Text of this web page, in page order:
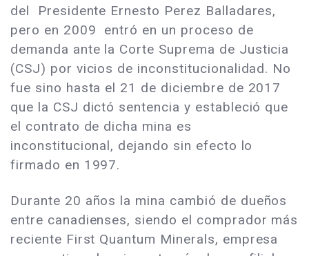
del Presidente Ernesto Perez Balladares,
pero en 2009 entró en un proceso de
demanda ante la Corte Suprema de Justicia
(CSJ) por vicios de inconstitucionalidad. No
fue sino hasta el 21 de diciembre de 2017
que la CSJ dictó sentencia y estableció que
el contrato de dicha mina es
inconstitucional, dejando sin efecto lo
firmado en 1997.
Durante 20 años la mina cambió de dueños
entre canadienses, siendo el comprador más
reciente First Quantum Minerals, empresa